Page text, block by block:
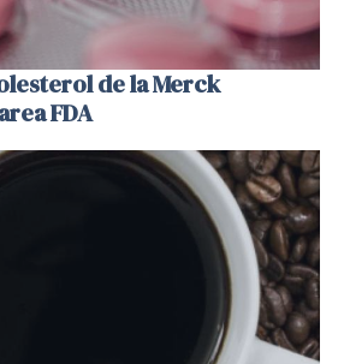
de la Merck
FDA